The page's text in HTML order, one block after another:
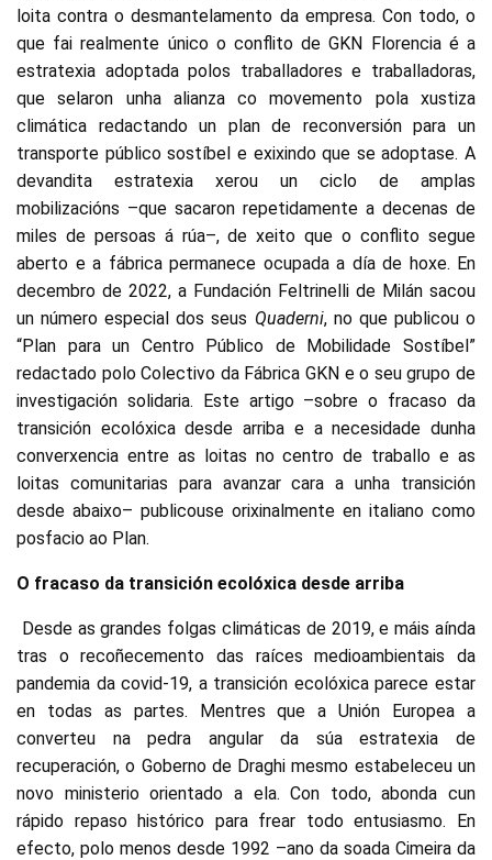
loita contra o desmantelamento da empresa. Con todo, o
que fai realmente único o conflito de GKN Florencia é a
estratexia adoptada polos traballadores e traballadoras,
que selaron unha alianza co movemento pola xustiza
climática redactando un plan de reconversión para un
transporte público sostíbel e exixindo que se adoptase. A
devandita estratexia xerou un ciclo de amplas
mobilizacións –que sacaron repetidamente a decenas de
miles de persoas á rúa–, de xeito que o conflito segue
aberto e a fábrica permanece ocupada a día de hoxe. En
decembro de 2022, a Fundación Feltrinelli de Milán sacou
un número especial dos seus Quaderni, no que publicou o
“Plan para un Centro Público de Mobilidade Sostíbel”
redactado polo Colectivo da Fábrica GKN e o seu grupo de
investigación solidaria. Este artigo –sobre o fracaso da
transición ecolóxica desde arriba e a necesidade dunha
converxencia entre as loitas no centro de traballo e as
loitas comunitarias para avanzar cara a unha transición
desde abaixo– publicouse orixinalmente en italiano como
posfacio ao Plan.
O fracaso da transición ecolóxica desde arriba
Desde as grandes folgas climáticas de 2019, e máis aínda
tras o recoñecemento das raíces medioambientais da
pandemia da covid-19, a transición ecolóxica parece estar
en todas as partes. Mentres que a Unión Europea a
converteu na pedra angular da súa estratexia de
recuperación, o Goberno de Draghi mesmo estabeleceu un
novo ministerio orientado a ela. Con todo, abonda cun
rápido repaso histórico para frear todo entusiasmo. En
efecto, polo menos desde 1992 –ano da soada Cimeira da